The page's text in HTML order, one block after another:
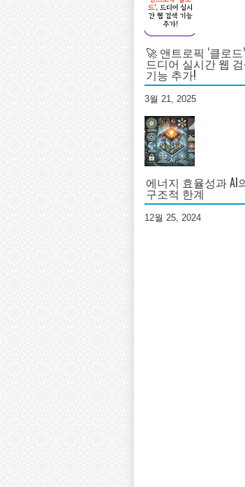
🚀 앤트로픽 ‘클로드
드디어 실시간 웹
기능 추가!
3월 21, 2025
에너지 효율성과 AI
구조적 한계
12월 25, 2024